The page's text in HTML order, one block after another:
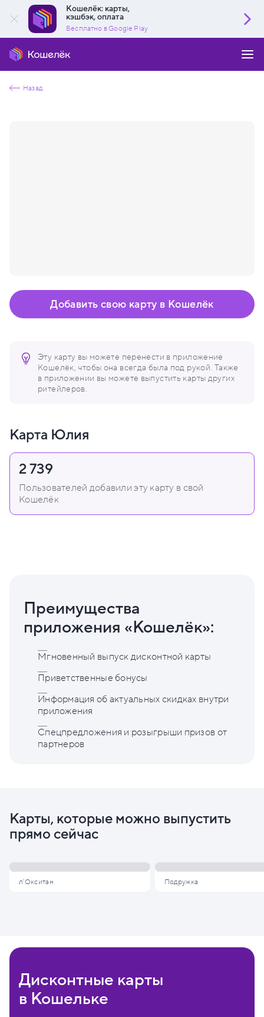
Кошелёк: карты,
кэшбэк, оплата
Бесплатно в Google Play
Назад
Эту карту вы можете перенести в приложение
Кошелёк, чтобы она всегда была под рукой. Также
в приложении вы можете выпустить карты других
ритейлеров.
Добавить свою карту в Кошелёк
Карта Юлия
2 739
Пользователей добавили эту карту в свой
Кошелёк
Преимущества
приложения «Кошелёк»:
Мгновенный выпуск дисконтной карты
Приветственные бонусы
Информация об актуальных скидках внутри
приложения
Спецпредложения и розыгрыши призов от
партнеров
Карты, которые можно выпустить
прямо сейчас
л'Окситан Подружка
Дисконтные карты
в Кошельке